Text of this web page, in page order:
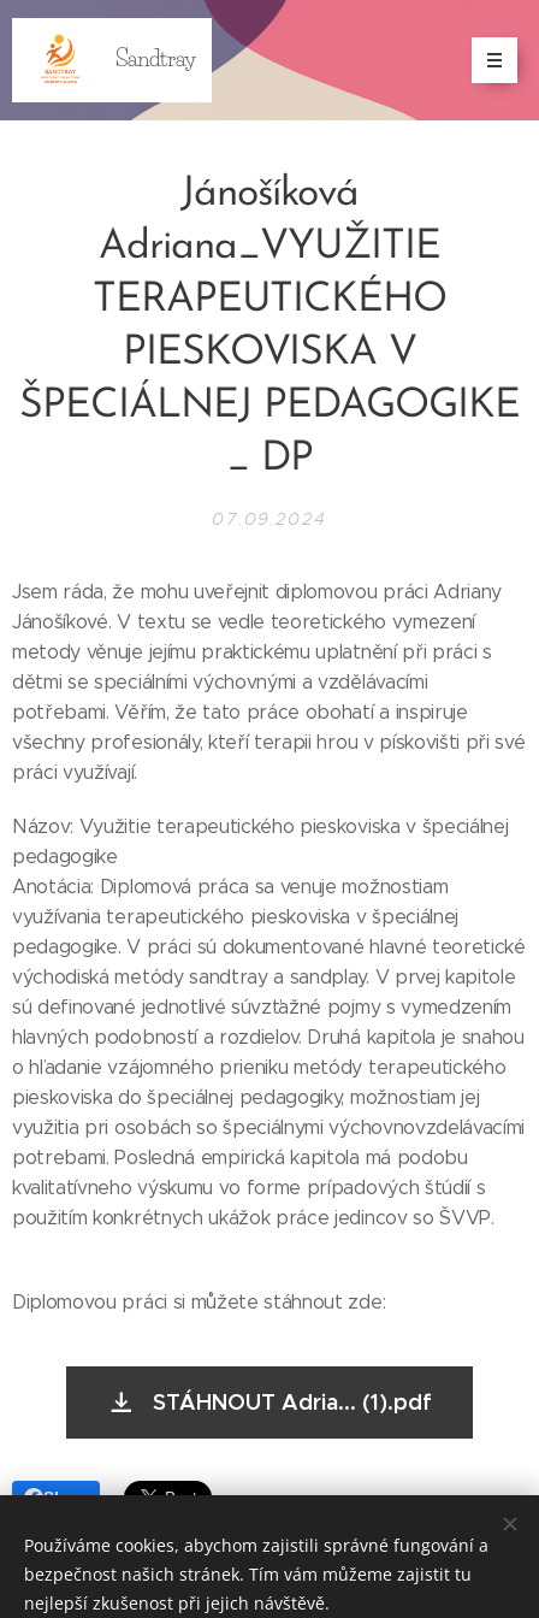
Sandtray
Jánošíková
Adriana_VYUŽITIE
TERAPEUTICKÉHO
PIESKOVISKA V
ŠPECIÁLNEJ PEDAGOGIKE
_ DP
07.09.2024
Jsem ráda, že mohu uveřejnit diplomovou práci Adriany
Jánošíkové. V textu se vedle teoretického vymezení
metody věnuje jejímu praktickému uplatnění při práci s
dětmi se speciálními výchovnými a vzdělávacími
potřebami. Věřím, že tato práce obohatí a inspiruje
všechny profesionály, kteří terapii hrou v pískovišti při své
práci využívají.
Názov: Využitie terapeutického pieskoviska v špeciálnej
pedagogike
Anotácia: Diplomová práca sa venuje možnostiam
využívania terapeutického pieskoviska v špeciálnej
pedagogike. V práci sú dokumentované hlavné teoretické
východiská metódy sandtray a sandplay. V prvej kapitole
sú definované jednotlivé súvzťažné pojmy s vymedzením
hlavných podobností a rozdielov. Druhá kapitola je snahou
o hľadanie vzájomného prieniku metódy terapeutického
pieskoviska do špeciálnej pedagogiky, možnostiam jej
využitia pri osobách so špeciálnymi výchovnovzdelávacími
potrebami. Posledná empirická kapitola má podobu
kvalitatívneho výskumu vo forme prípadových štúdií s
použitím konkrétnych ukážok práce jedincov so ŠVVP.
Diplomovou práci si můžete stáhnout zde:
STÁHNOUT Adria... (1).pdf
Share
Používáme cookies, abychom zajistili správné fungování a
bezpečnost našich stránek. Tím vám můžeme zajistit tu
nejlepší zkušenost při jejich návštěvě.